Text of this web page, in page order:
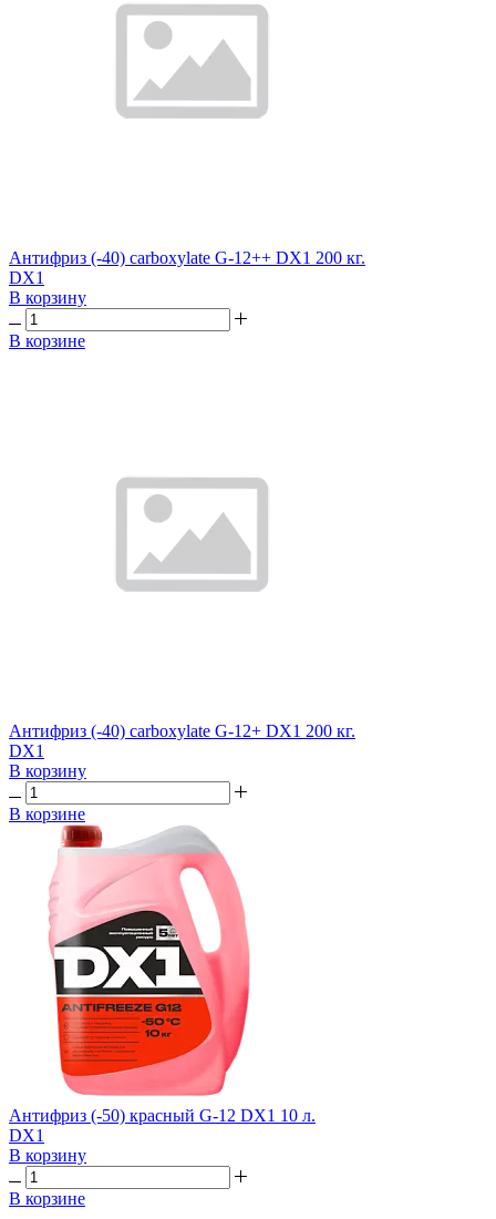
Антифриз (-40) carboxylate G-12++ DX1 200 кг.
DX1
В корзину
В корзине
Антифриз (-40) carboxylate G-12+ DX1 200 кг.
DX1
В корзину
В корзине
Антифриз (-50) красный G-12 DX1 10 л.
DX1
В корзину
В корзине